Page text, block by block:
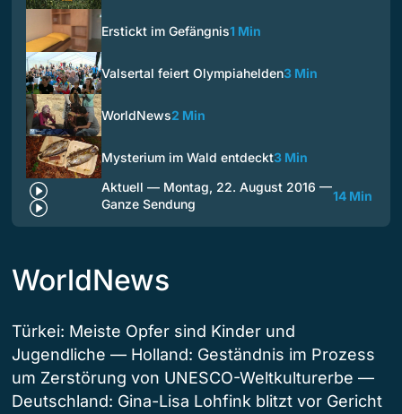
Erstickt im Gefängnis1 Min
Valsertal feiert Olympiahelden3 Min
WorldNews2 Min
Mysterium im Wald entdeckt3 Min
Aktuell — Montag, 22. August 2016 —
Ganze Sendung
14 Min
WorldNews
Türkei: Meiste Opfer sind Kinder und
Jugendliche — Holland: Geständnis im Prozess
um Zerstörung von UNESCO-Weltkulturerbe —
Deutschland: Gina-Lisa Lohfink blitzt vor Gericht